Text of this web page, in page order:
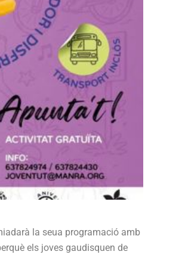
la seua programació amb
els joves gaudisquen de